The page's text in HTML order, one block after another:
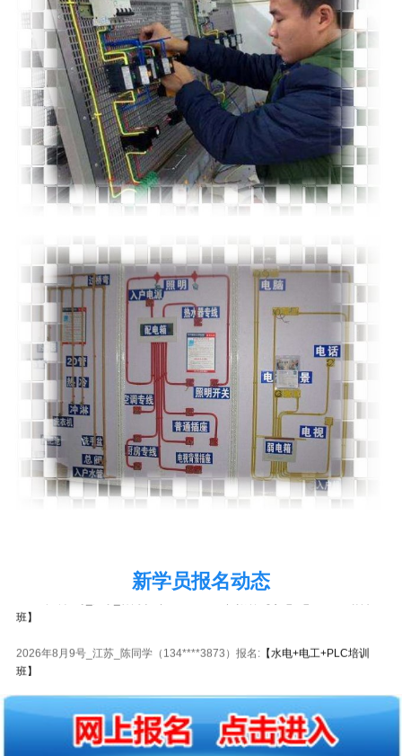
新学员报名动态
2026年8月9号_广东_林同学（159****9108）报名:【水电+电工+PLC培训
班】
2026年8月9号_湖南_田同学（134****6745）报名:【水电+电工+PLC培训
班】
2026年8月9号_安徽_周同学（154****8782）报名:【水电+电工+PLC培训